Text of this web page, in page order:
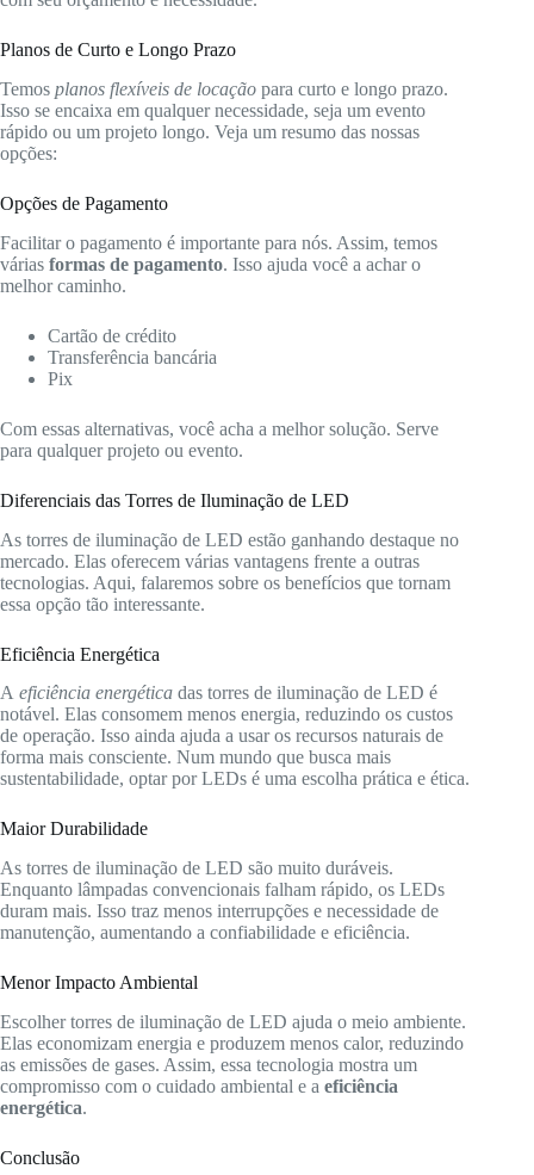
Planos de Curto e Longo Prazo
Temos planos flexíveis de locação para curto e longo prazo.
Isso se encaixa em qualquer necessidade, seja um evento
rápido ou um projeto longo. Veja um resumo das nossas
opções:
Opções de Pagamento
Facilitar o pagamento é importante para nós. Assim, temos
várias formas de pagamento. Isso ajuda você a achar o
melhor caminho.
Cartão de crédito
Transferência bancária
Pix
Com essas alternativas, você acha a melhor solução. Serve
para qualquer projeto ou evento.
Diferenciais das Torres de Iluminação de LED
As torres de iluminação de LED estão ganhando destaque no
mercado. Elas oferecem várias vantagens frente a outras
tecnologias. Aqui, falaremos sobre os benefícios que tornam
essa opção tão interessante.
Eficiência Energética
A eficiência energética das torres de iluminação de LED é
notável. Elas consomem menos energia, reduzindo os custos
de operação. Isso ainda ajuda a usar os recursos naturais de
forma mais consciente. Num mundo que busca mais
sustentabilidade, optar por LEDs é uma escolha prática e ética.
Maior Durabilidade
As torres de iluminação de LED são muito duráveis.
Enquanto lâmpadas convencionais falham rápido, os LEDs
duram mais. Isso traz menos interrupções e necessidade de
manutenção, aumentando a confiabilidade e eficiência.
Menor Impacto Ambiental
Escolher torres de iluminação de LED ajuda o meio ambiente.
Elas economizam energia e produzem menos calor, reduzindo
as emissões de gases. Assim, essa tecnologia mostra um
compromisso com o cuidado ambiental e a eficiência
energética.
Conclusão